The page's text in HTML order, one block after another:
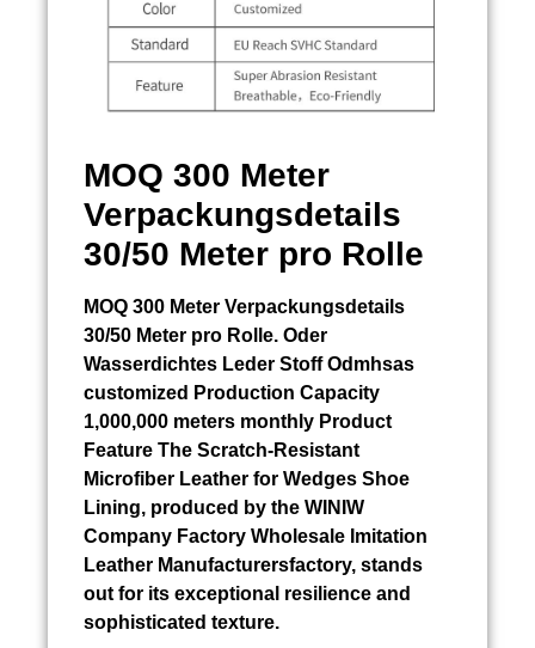
MOQ 300 Meter
Verpackungsdetails
30/50 Meter pro Rolle
MOQ 300 Meter Verpackungsdetails
30/50 Meter pro Rolle. Oder
Wasserdichtes Leder Stoff Odmhsas
customized Production Capacity
1,000,000 meters monthly Product
Feature The Scratch-Resistant
Microfiber Leather for Wedges Shoe
Lining, produced by the WINIW
Company Factory Wholesale Imitation
Leather Manufacturersfactory, stands
out for its exceptional resilience and
sophisticated texture.